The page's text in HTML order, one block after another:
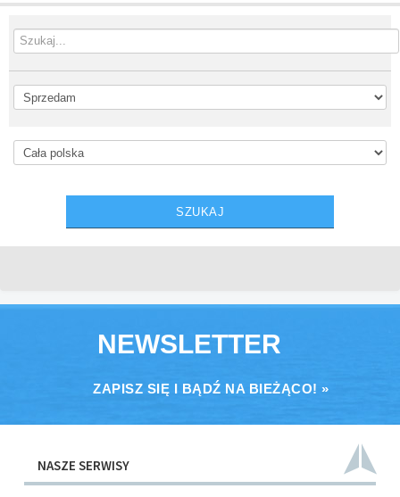
NEWSLETTER
ZAPISZ SIĘ I BĄDŹ NA BIEŻĄCO! »
NASZE SERWISY